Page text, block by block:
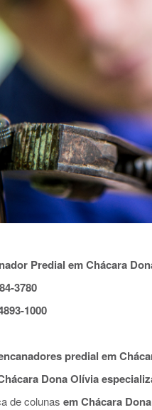
Predial em Chácara
3780
1000
predial em
Dona Olívia
de colunas em Chácara